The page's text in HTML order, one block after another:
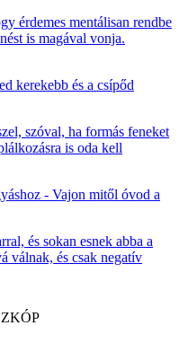
érdemes mentálisan rendbe
is magával vonja.
kerekebb és a csípőd
szóval, ha formás feneket
is oda kell
- Vajon mitől óvod a
és sokan esnek abba a
válnak, és csak negatív